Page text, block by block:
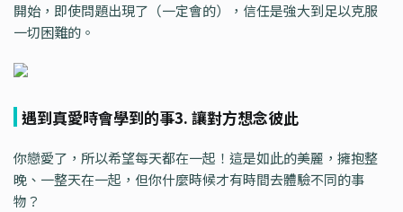
開始，即使問題出現了（一定會的），信任是強大到足以克服
一切困難的。
遇到真愛時會學到的事3. 讓對方想念彼此
你戀愛了，所以希望每天都在一起！這是如此的美麗，擁抱整
晚、一整天在一起，但你什麼時候才有時間去體驗不同的事
物？